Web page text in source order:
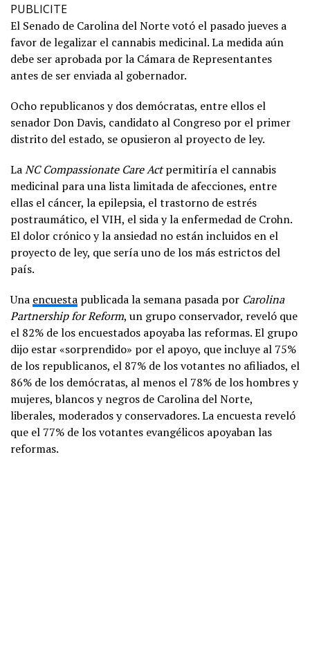
PUBLICITE
El Senado de Carolina del Norte votó el pasado jueves a
favor de legalizar el cannabis medicinal. La medida aún
debe ser aprobada por la Cámara de Representantes
antes de ser enviada al gobernador.
Ocho republicanos y dos demócratas, entre ellos el
senador Don Davis, candidato al Congreso por el primer
distrito del estado, se opusieron al proyecto de ley.
LaNC Compassionate Care Actpermitiría el cannabis
medicinal para una lista limitada de afecciones, entre
ellas el cáncer, la epilepsia, el trastorno de estrés
postraumático, el VIH, el sida y la enfermedad de Crohn.
El dolor crónico y la ansiedad no están incluidos en el
proyecto de ley, que sería uno de los más estrictos del
país.
Una encuesta publicada la semana pasada por Carolina
Partnership for Reform, un grupo conservador, reveló que
el 82% de los encuestados apoyaba las reformas. El grupo
dijo estar «sorprendido» por el apoyo, que incluye al 75%
de los republicanos, el 87% de los votantes no afiliados, el
86% de los demócratas, al menos el 78% de los hombres y
mujeres, blancos y negros de Carolina del Norte,
liberales, moderados y conservadores. La encuesta reveló
que el 77% de los votantes evangélicos apoyaban las
reformas.